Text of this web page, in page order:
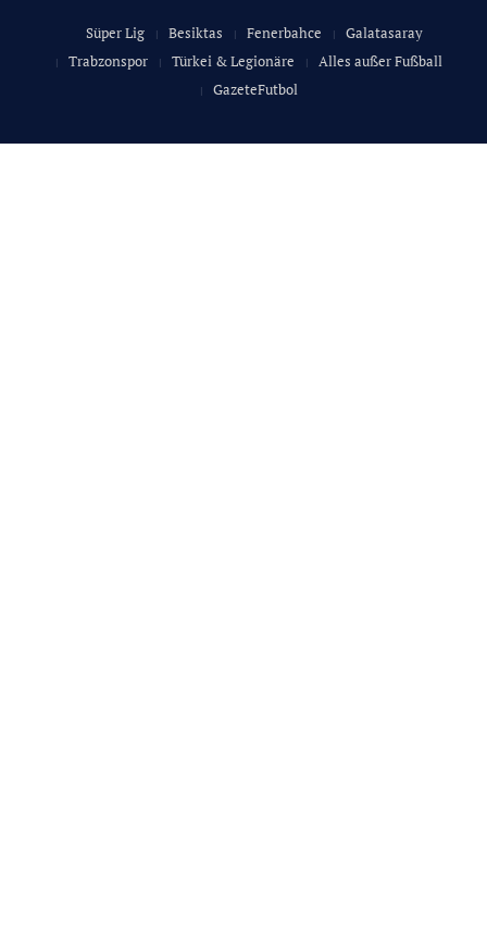
Süper Lig Besiktas Fenerbahce
Galatasaray
Trabzonspor
Türkei & Legionäre
Alles außer Fußball
GazeteFutbol